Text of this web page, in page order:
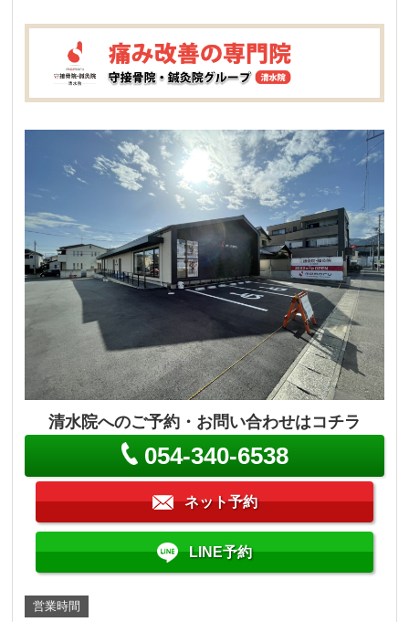
清水院へのご予約・お問い合わせはコチラ
054-340-6538
ネット予約
LINE予約
営業時間